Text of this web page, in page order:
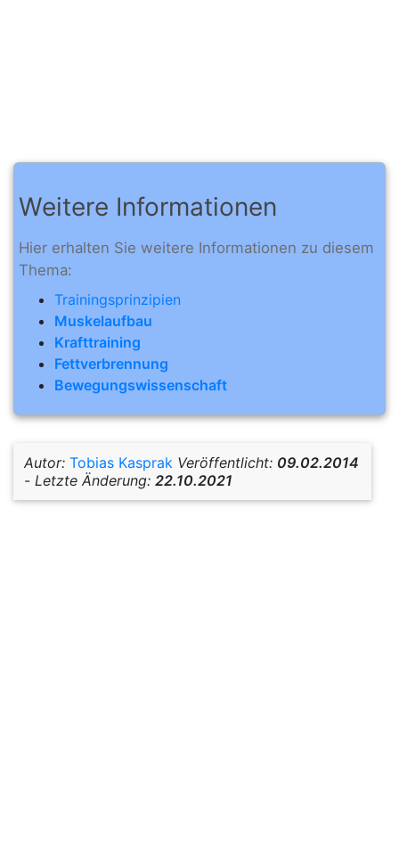
Weitere Informationen
Hier erhalten Sie weitere Informationen zu diesem
Thema:
Trainingsprinzipien
Muskelaufbau
Krafttraining
Fettverbrennung
Bewegungswissenschaft
Autor: Tobias Kasprak Veröffentlicht: 09.02.2014
- Letzte Änderung: 22.10.2021